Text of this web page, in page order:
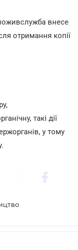
внесе
отримання копії
такі дії
у тому